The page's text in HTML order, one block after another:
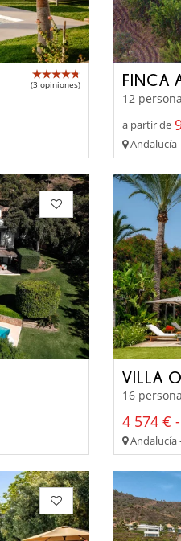
(3 opiniones) FINCA
12
a partir de
Andalucía
VILLA
16
4 574 €
Andalucía